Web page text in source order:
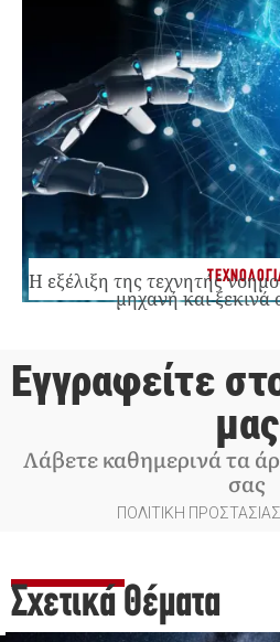
Η εξέλιξη της τεχνητής
μηχανή και
Εγγραφείτε
μας
Λάβετε καθημερινά τα
σας
ΠΟΛΙΤΙΚΗ
Σχετικά Θέματα